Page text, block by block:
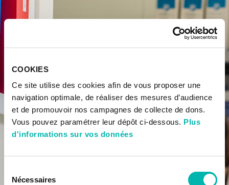
COOKIES
Ce site utilise des cookies afin de vous proposer une
navigation optimale, de réaliser des mesures d’audience
et de promouvoir nos campagnes de collecte de dons.
Vous pouvez paramétrer leur dépôt ci-dessous. Plus
d'informations sur vos données
Nécessaires